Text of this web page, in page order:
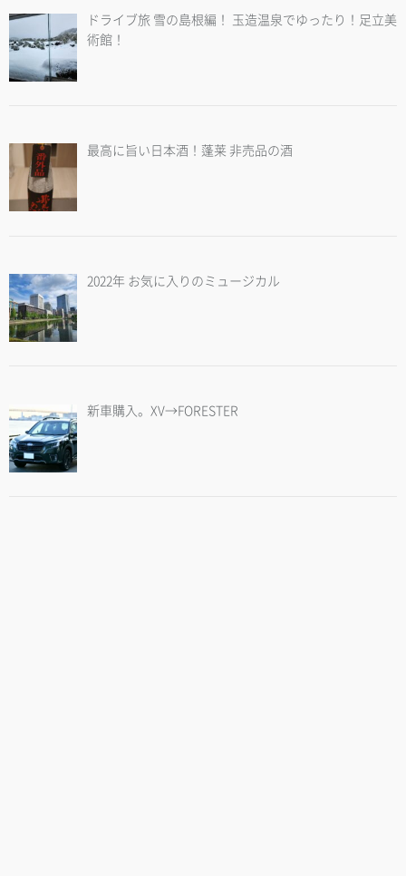
ドライブ旅 雪の島根編！ 玉造温泉でゆったり！足立美
術館！
最高に旨い日本酒！蓬莱 非売品の酒
2022年 お気に入りのミュージカル
新車購入。XV→FORESTER